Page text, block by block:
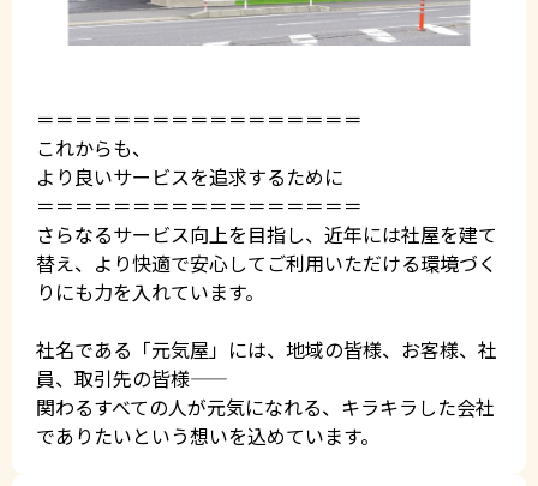
＝＝＝＝＝＝＝＝＝＝＝＝＝＝＝＝＝
これからも、
より良いサービスを追求するために
＝＝＝＝＝＝＝＝＝＝＝＝＝＝＝＝＝
さらなるサービス向上を目指し、近年には社屋を建て
替え、より快適で安心してご利用いただける環境づく
りにも力を入れています。
社名である「元気屋」には、地域の皆様、お客様、社
員、取引先の皆様——
関わるすべての人が元気になれる、キラキラした会社
でありたいという想いを込めています。